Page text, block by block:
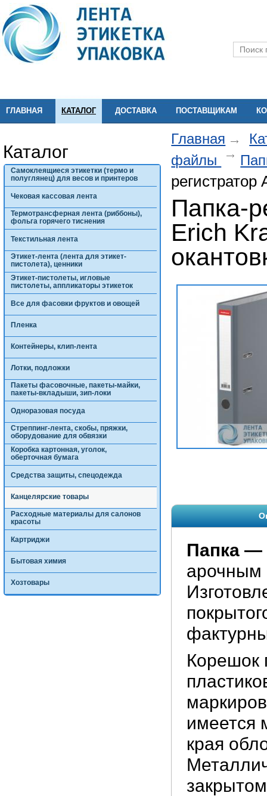
ГЛАВНАЯ КАТАЛОГ ДОСТАВКА ПОСТАВЩИКАМ
Каталог
Самоклеящиеся этикетки (термо и
полуглянец) для весов и принтеров
Чековая кассовая лента
Термотрансферная лента (риббоны),
фольга горячего тиснения
Текстильная лента
Этикет-лента (лента для этикет-
пистолета), ценники
Этикет-пистолеты, игловые
пистолеты, аппликаторы этикеток
Все для фасовки фруктов и овощей
Пленка
Контейнеры, клип-лента
Лотки, подложки
Пакеты фасовочные, пакеты-майки,
пакеты-вкладыши, зип-локи
Одноразовая посуда
Стреппинг-лента, скобы, пряжки,
оборудование для обвязки
Коробка картонная, уголок,
оберточная бумага
Средства защиты, спецодежда
Канцелярские товары
Расходные материалы для салонов
красоты
Картриджи
Бытовая химия
Хозтовары
Главная
файлы
Папка-
Erich
Папка —
арочным
Корешок
имеется
края